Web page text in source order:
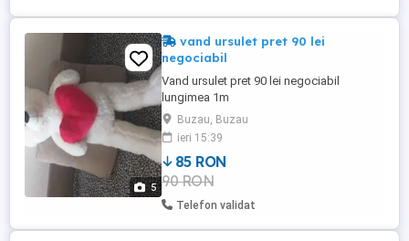
5
vand ursulet pret 90 lei
negociabil
Vand ursulet pret 90 lei negociabil
lungimea 1m
Buzau, Buzau
ieri 15:39
85 RON
90 RON
Telefon validat